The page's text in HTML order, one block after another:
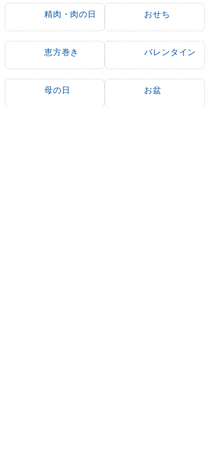
精肉・肉の日
おせち
恵方巻き バレンタイン
母の日 お盆